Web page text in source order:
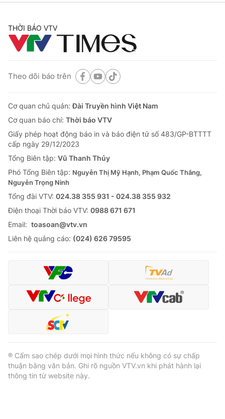
THỜI BÁO VTV
Theo dõi báo trên
Cơ quan chủ quản:Đài Truyền hình Việt Nam
Cơ quan báo chí: Thời báo VTV
Giấy phép hoạt động báo in và báo điện tử số 483/GP-BTTTT
cấp ngày 29/12/2023
Tổng Biên tập: Vũ Thanh Thủy
Phó Tổng Biên tập: Nguyễn Thị Mỹ Hạnh, Phạm Quốc Thắng,
Nguyễn Trọng Ninh
Tổng đài VTV: 024.38 355 931 - 024.38 355 932
Ðiện thoại Thời báo VTV: 0988 671 671
Email: toasoan@vtv.vn
Liên hệ quảng cáo: (024) 626 79595
® Cấm sao chép dưới mọi hình thức nếu không có sự chấp
thuận bằng văn bản. Ghi rõ nguồn VTV.vn khi phát hành lại
thông tin từ website này.